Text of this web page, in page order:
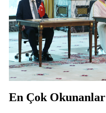
En Çok Okunanlar